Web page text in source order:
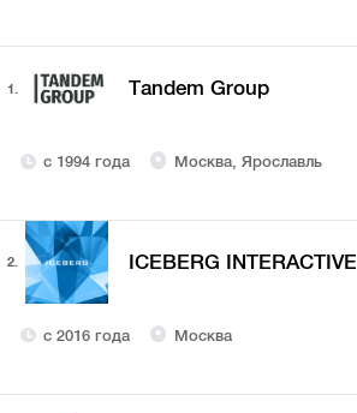
1. Tandem Group
с 1994 года Москва, Ярославль
2. ICEBERG INTERACTIVE
с 2016 года Москва